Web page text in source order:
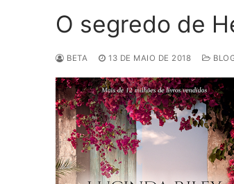
O segredo de
BETA 13 DE MAIO DE 2018